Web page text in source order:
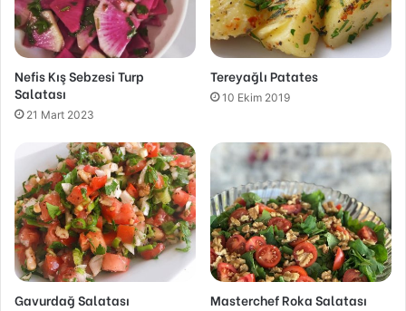
Nefis Kış Sebzesi Turp
Salatası
21 Mart 2023
Tereyağlı Patates
10 Ekim 2019
Gavurdağ Salatası Masterchef Roka Salatası